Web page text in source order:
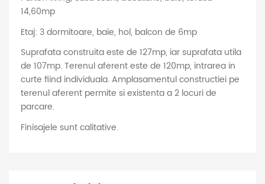
14,60mp
Etaj: 3 dormitoare, baie, hol, balcon de 6mp
Suprafata construita este de 127mp, iar suprafata utila
de 107mp. Terenul aferent este de 120mp, intrarea in
curte fiind individuala. Amplasamentul constructiei pe
terenul aferent permite si existenta a 2 locuri de
parcare.
Finisajele sunt calitative.